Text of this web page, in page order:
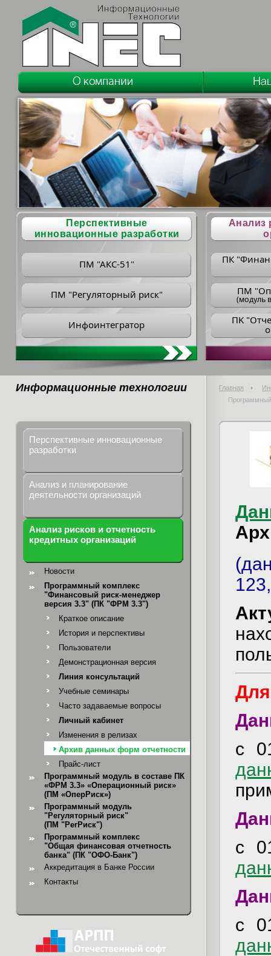
Перспективные
инновационные разработки
ПМ "АКС-51"
ПМ "Регуляторный риск"
Инфоинтегратор
Анализ
ПК
ПM
(модуль
ПK
Информационные технологии Главная
Перспективные инновационные
разработки
Анализ и планирование
деятельности организаций
Анализ рисков и отчетность
кредитных организаций
Новости
Программный комплекс
"Финансовый риск-менеджер
версия 3.3" (ПК "ФРМ 3.3")
Краткое описание
История и перспективы
Пользователи
Демонстрационная версия
Линия консультаций
Учебные семинары
Часто задаваемые вопросы
Личный кабинет
Изменения в релизах
Архив данных форм отчетности
Прайс-лист
Программный модуль в составе ПК
«ФРМ 3.3» «Операционный риск»
(ПМ «ОперРиск»)
Программный модуль
"Регуляторный риск"
(ПМ "РегРиск")
Программный комплекс
"Общая финансовая отчетность
банка" (ПК "ОФО-Банк")
Аккредитация в Банке России
Контакты
с
с
с